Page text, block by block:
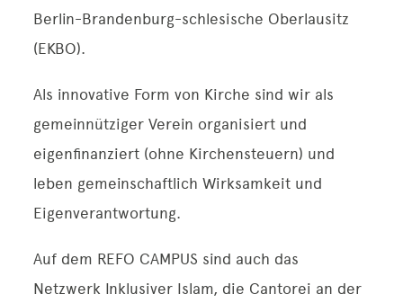
Berlin-Brandenburg-schlesische Oberlausitz
(EKBO).
Als innovative Form von Kirche sind wir als
gemeinnütziger Verein organisiert und
eigenfinanziert (ohne Kirchensteuern) und
leben gemeinschaftlich Wirksamkeit und
Eigenverantwortung.
Auf dem REFO CAMPUS sind auch das
Netzwerk Inklusiver Islam, die Cantorei an der